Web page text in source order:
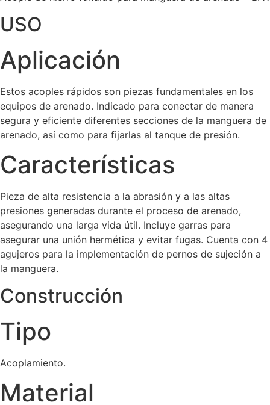
USO
Aplicación
Estos acoples rápidos son piezas fundamentales en los
equipos de arenado. Indicado para conectar de manera
segura y eficiente diferentes secciones de la manguera de
arenado, así como para fijarlas al tanque de presión.
Características
Pieza de alta resistencia a la abrasión y a las altas
presiones generadas durante el proceso de arenado,
asegurando una larga vida útil. Incluye garras para
asegurar una unión hermética y evitar fugas. Cuenta con 4
agujeros para la implementación de pernos de sujeción a
la manguera.
Construcción
Tipo
Acoplamiento.
Material